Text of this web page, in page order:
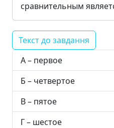
сравнительным
Текст до завдання
А – первое
Б – четвертое
В – пятое
Г – шестое